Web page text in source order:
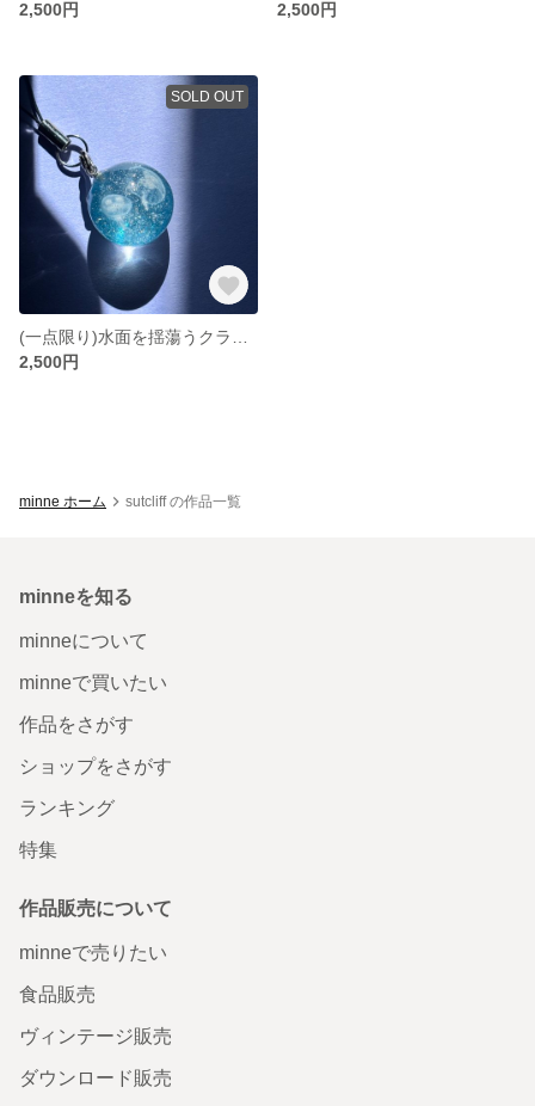
2,500円 2,500円
SOLD OUT
2,500円
minne ホーム sutcliff の作品一覧
minneを知る
minneについて
minneで買いたい
作品をさがす
ショップをさがす
ランキング
特集
作品販売について
minneで売りたい
食品販売
ヴィンテージ販売
ダウンロード販売